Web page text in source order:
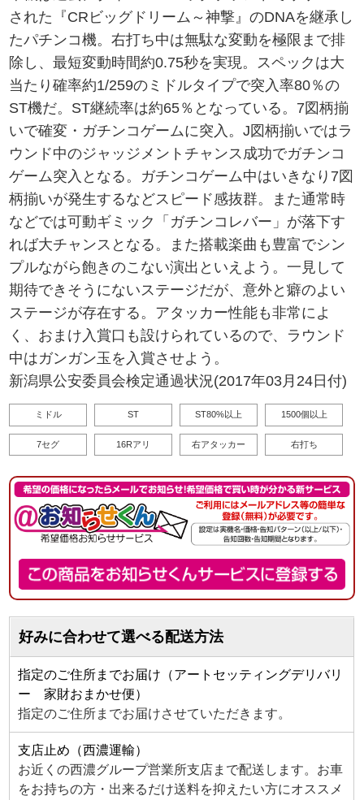
された『CRビッグドリーム～神撃』のDNAを継承し
たパチンコ機。右打ち中は無駄な変動を極限まで排
除し、最短変動時間約0.75秒を実現。スペックは大
当たり確率約1/259のミドルタイプで突入率80％の
ST機だ。ST継続率は約65％となっている。7図柄揃
いで確変・ガチンコゲームに突入。J図柄揃いではラ
ウンド中のジャッジメントチャンス成功でガチンコ
ゲーム突入となる。ガチンコゲーム中はいきなり7図
柄揃いが発生するなどスピード感抜群。また通常時
などでは可動ギミック「ガチンコレバー」が落下す
れば大チャンスとなる。また搭載楽曲も豊富でシン
プルながら飽きのこない演出といえよう。一見して
期待できそうにないステージだが、意外と癖のよい
ステージが存在する。アタッカー性能も非常によ
く、おまけ入賞口も設けられているので、ラウンド
中はガンガン玉を入賞させよう。
新潟県公安委員会検定通過状況(2017年03月24日付)
ミドル ST ST80%以上 1500個以上
7セグ 16Rアリ 右アタッカー 右打ち
好みに合わせて選べる配送方法
指定のご住所までお届け（アートセッティングデリバリ
ー 家財おまかせ便）
指定のご住所までお届けさせていただきます。
支店止め（西濃運輸）
お近くの西濃グループ営業所支店まで配送します。お車
をお持ちの方・出来るだけ送料を抑えたい方にオススメ